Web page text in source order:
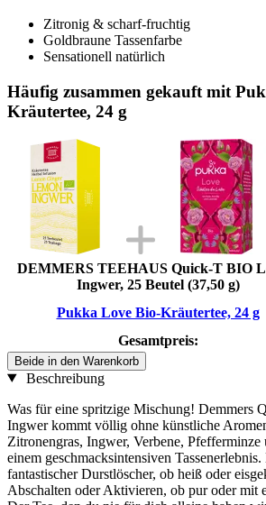
Zitronig & scharf-fruchtig
Goldbraune Tassenfarbe
Sensationell natürlich
Häufig zusammen gekauft mit
Kräutertee, 24 g
DEMMERS TEEHAUS Quick-T BIO
Ingwer, 25 Beutel (37,50 g)
Pukka Love Bio-Kräutertee, 24 g
Gesamtpreis:
Beide in den Warenkorb
Beschreibung
Was für eine spritzige Mischung! Demmers
Ingwer kommt völlig ohne künstliche
Zitronengras, Ingwer, Verbene, Pfefferminze
einem geschmacksintensiven
fantastischer Durstlöscher, ob heiß oder
Abschalten oder Aktivieren, ob pur oder mit